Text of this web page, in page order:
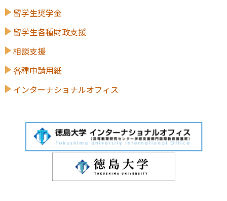
留学生奨学金
留学生各種財政支援
相談支援
各種申請用紙
インターナショナルオフィス